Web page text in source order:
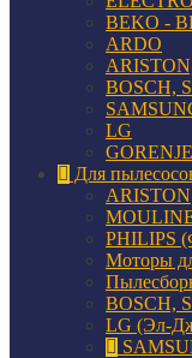
BEKO -
ARDO
BOSCH,
LG
Для
ARISTON
Моторы
BOSCH,
LG (Эл-